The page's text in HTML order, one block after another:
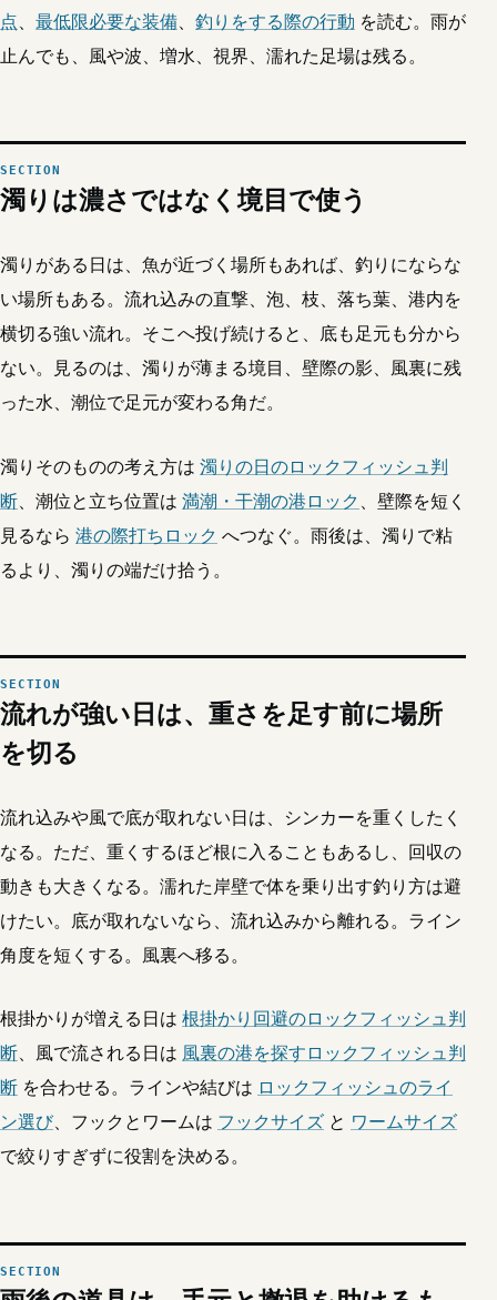
点、 最低限必要な装備、 釣りをする際の行動 を読む。雨が
止んでも、風や波、増水、視界、濡れた足場は残る。
濁りは濃さではなく境目で使う
濁りがある日は、魚が近づく場所もあれば、釣りにならな
い場所もある。流れ込みの直撃、泡、枝、落ち葉、港内を
横切る強い流れ。そこへ投げ続けると、底も足元も分から
ない。見るのは、濁りが薄まる境目、壁際の影、風裏に残
った水、潮位で足元が変わる角だ。
濁りそのものの考え方は 濁りの日のロックフィッシュ判
断、潮位と立ち位置は 満潮・干潮の港ロック、壁際を短く
見るなら 港の際打ちロック へつなぐ。雨後は、濁りで粘
るより、濁りの端だけ拾う。
流れが強い日は、重さを足す前に場所
を切る
流れ込みや風で底が取れない日は、シンカーを重くしたく
なる。ただ、重くするほど根に入ることもあるし、回収の
動きも大きくなる。濡れた岸壁で体を乗り出す釣り方は避
けたい。底が取れないなら、流れ込みから離れる。ライン
角度を短くする。風裏へ移る。
根掛かりが増える日は 根掛かり回避のロックフィッシュ判
断、風で流される日は 風裏の港を探すロックフィッシュ判
断 を合わせる。ラインや結びは ロックフィッシュのライ
ン選び、フックとワームは フックサイズ と ワームサイズ
で絞りすぎずに役割を決める。